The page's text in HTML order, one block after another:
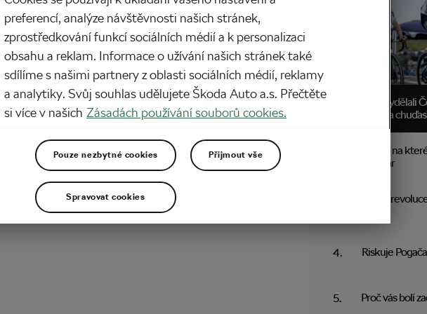
jako hrom! Česko bude mít poprvé v historii zastoupení na mistrovství světa v
v kategorii ženské kolové. Veronika Kripnerová a Blanka Adamová se
medaili na druhém šampionátu, kde se budou duhové trikoty v kolové
i mezi ženami. České reprezentantky…
Kolik vydělali
boháč a
Trakař, na
Pogačar
Blíží se
Riskuje
Proč vás bolí
preferencí, analýze návštěvnosti našich stránek,
zprostředkování funkcí sociálních médií a k personalizaci
obsahu a reklam. Informace o užívání našich stránek také
sdílíme s našimi partnery z oblasti sociálních médií, reklamy
a analytiky. Svůj souhlas udělujete Škoda Auto a.s. Přečtěte
si více v našich Zásadách používání souborů cookies.
Pouze nezbytné cookies Přijmout vše
Spravovat cookies